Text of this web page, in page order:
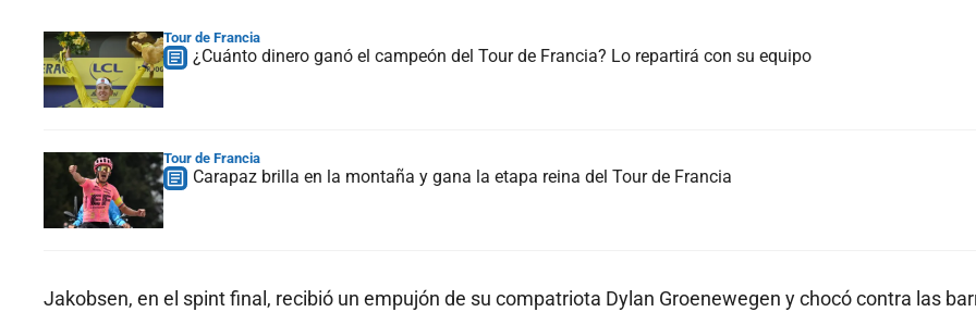
Tour de Francia
¿Cuánto dinero ganó el campeón del Tour de Francia? Lo repartirá con su equipo
Tour de Francia
Carapaz brilla en la montaña y gana la etapa reina del Tour de Francia
Jakobsen, en el spint final, recibió un empujón de su compatriota Dylan Groenewegen y chocó contra las